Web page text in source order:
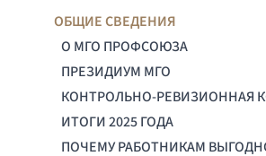
ОБЩИЕ СВЕДЕНИЯ
О МГО ПРОФСОЮЗА
ПРЕЗИДИУМ МГО
КОНТРОЛЬНО-РЕВИЗИОННАЯ
ИТОГИ 2025 ГОДА
ПОЧЕМУ РАБОТНИКАМ